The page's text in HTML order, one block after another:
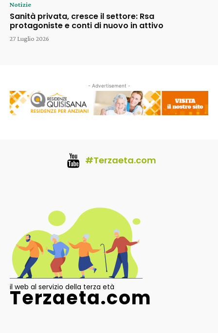
Notizie
Sanità privata, cresce il settore: Rsa
protagoniste e conti di nuovo in attivo
27 Luglio 2026
- Advertisement -
#Terzaeta.com
il web al servizio della terza età
Terzaeta.com